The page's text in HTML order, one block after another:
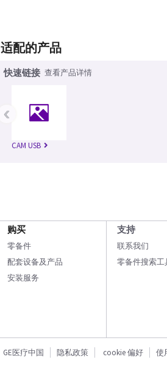
适配的产品
快速链接 查看产品详情
CAM USB
‹
购买
零备件
配套设备及产品
安装服务
支持
联系我们
零备件搜索工
GE医疗中国 隐私政策 cookie 偏好 使